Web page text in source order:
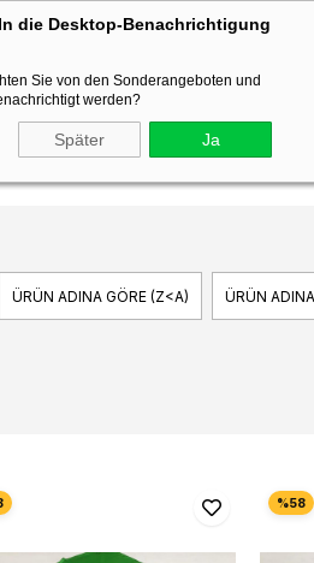
die Desktop-Benachrichtigung
Sie von den Sonderangeboten und
werden?
Später Ja
auf Ihre erste Bestellung! CODE:
ÜRÜN
ÜRÜN ADINA GÖRE (Z<A)